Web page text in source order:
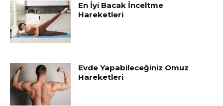
En İyi Bacak İnceltme
Hareketleri
Evde Yapabileceğiniz Omuz
Hareketleri